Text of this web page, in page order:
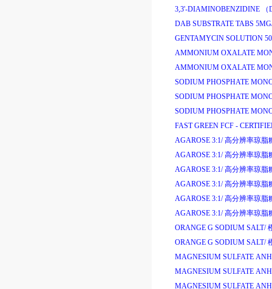
3,3'-DIAMINOBENZIDINE （
DAB SUBSTRATE TABS
GENTAMYCIN SOLUTION
AMMONIUM OXALATE
AMMONIUM OXALATE
SODIUM PHOSPHATE
SODIUM PHOSPHATE
SODIUM PHOSPHATE
FAST GREEN FCF -
AGAROSE 3:1/ 高分辨率琼脂
AGAROSE 3:1/ 高分辨率琼脂
AGAROSE 3:1/ 高分辨率琼脂
AGAROSE 3:1/ 高分辨率琼脂
AGAROSE 3:1/ 高分辨率琼脂
AGAROSE 3:1/ 高分辨率琼脂
ORANGE G SODIUM SALT/
ORANGE G SODIUM SALT/
MAGNESIUM SULFATE
MAGNESIUM SULFATE
MAGNESIUM SULFATE